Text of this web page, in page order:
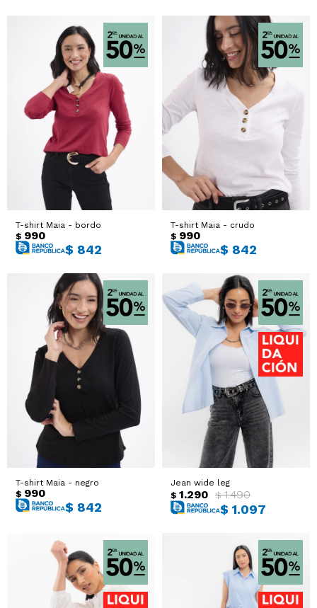
T-shirt Maia - bordo
$ 990
$ 842
T-shirt Maia - crudo
$ 990
$ 842
T-shirt Maia - negro
$ 990
$ 842
Jean wide leg
$ 1.290 $ 1.490
$ 1.097